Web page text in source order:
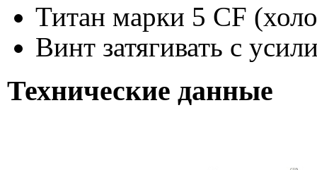
Титан марки 5 CF
Винт затягивать с
Технические данные